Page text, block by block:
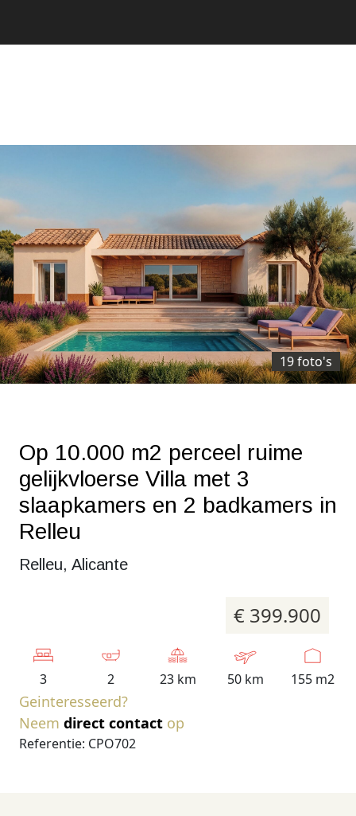
19 foto's
Op 10.000 m2 perceel ruime
gelijkvloerse Villa met 3
slaapkamers en 2 badkamers in
Relleu
Relleu, Alicante
€ 399.900
3 2 23 km 50 km 155 m2
Geinteresseerd?
Neem direct contact op
Referentie: CPO702